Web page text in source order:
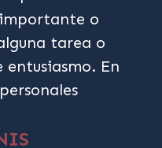
o
tarea o
En